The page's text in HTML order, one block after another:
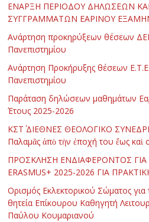
ΕΝΑΡΞΗ ΠΕΡΙΟΔΟΥ ΔΗΛΩΣΕΩΝ
ΣΥΓΓΡΑΜΜΑΤΩΝ ΕΑΡΙΝΟΥ
Ανάρτηση προκηρύξεων θέσεων
Πανεπιστημίου
Ανάρτηση Προκήρυξης θέσεων
Πανεπιστημίου
Παράταση δηλώσεων μαθημάτων
Έτους 2025-2026
ΚΣΤ΄ ΔΙΕΘΝΕΣ ΘΕΟΛΟΓΙΚΟ
Παλαμᾶς ἀπὸ τὴν ἐποχή του ἕως καὶ
ΠΡΟΣΚΛΗΣΗ ΕΝΔΙΑΦΕΡΟΝΤΟΣ
ERASMUS+ 2025-2026 ΓΙΑ
Ορισμός Εκλεκτορικού Σώματος
θητεία Επίκουρου Καθηγητή
Παύλου Κουμαριανού